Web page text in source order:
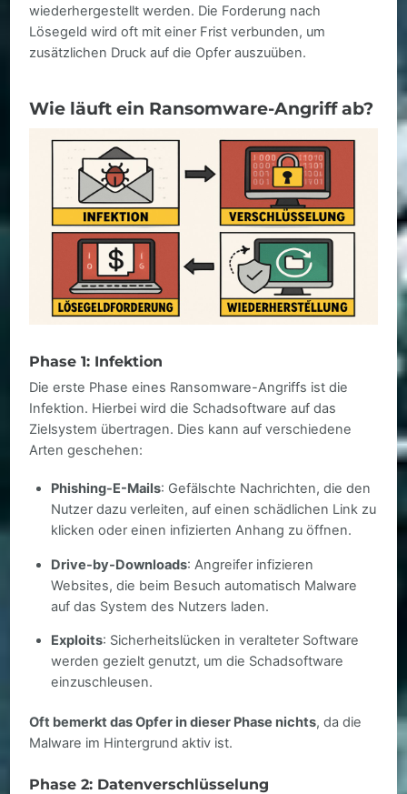
wiederhergestellt werden. Die Forderung nach
Lösegeld wird oft mit einer Frist verbunden, um
zusätzlichen Druck auf die Opfer auszuüben.
Wie läuft ein Ransomware-Angriff ab?
Phase 1: Infektion
Die erste Phase eines Ransomware-Angriffs ist die
Infektion. Hierbei wird die Schadsoftware auf das
Zielsystem übertragen. Dies kann auf verschiedene
Arten geschehen:
Phishing-E-Mails: Gefälschte Nachrichten, die den
Nutzer dazu verleiten, auf einen schädlichen Link zu
klicken oder einen infizierten Anhang zu öffnen.
Drive-by-Downloads: Angreifer infizieren
Websites, die beim Besuch automatisch Malware
auf das System des Nutzers laden.
Exploits: Sicherheitslücken in veralteter Software
werden gezielt genutzt, um die Schadsoftware
einzuschleusen.
Oft bemerkt das Opfer in dieser Phase nichts, da die
Malware im Hintergrund aktiv ist.
Phase 2: Datenverschlüsselung